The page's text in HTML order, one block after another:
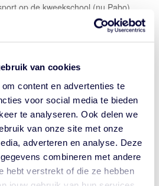
van cookies
content en advertenties te
voor social media te bieden
te analyseren. Ook delen we
van onze site met onze
adverteren en analyse. Deze
combineren met andere
hebt verstrekt of die ze hebben
op de kweekschool (nu Pabo)
waaruit de vereniging zich
talenttrainingen op
die later leidden tot officiële
hij een belangrijke rol
van de NBB. Tot op hoge
zijn club, onder meer als
voor jeugdteams en zijn
Herman Groels in 1999 de